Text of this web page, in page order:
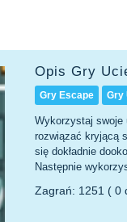
Opis Gry
Gry Escape Gry
Wykorzystaj swoje
rozwiązać kryjącą
się dokładnie
Następnie
Zagrań: 1251 ( 0